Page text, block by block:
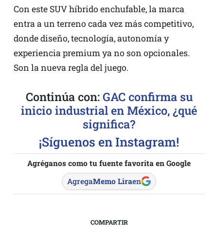
Con este SUV híbrido enchufable, la marca
entra a un terreno cada vez más competitivo,
donde diseño, tecnología, autonomía y
experiencia premium ya no son opcionales.
Son la nueva regla del juego.
Continúa con:GAC confirma su
inicio industrial en México, ¿qué
significa?
¡Síguenos en Instagram!
Agréganos como tu fuente favorita en Google
AgregaMemo Liraen
COMPARTIR